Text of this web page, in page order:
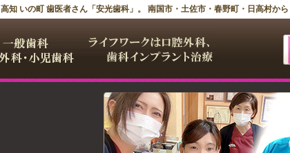
高知 いの町 歯医者さん「安光歯科」。 南国市・土佐市・春野町・日高村から